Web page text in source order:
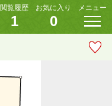
閲覧履歴
1
お気に入り
0
メニュー